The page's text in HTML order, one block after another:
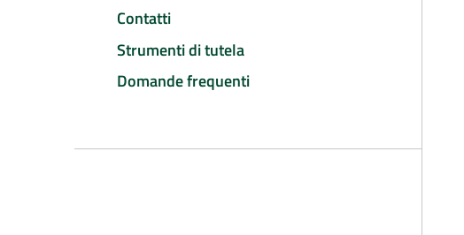
Contatti
Strumenti di tutela
Domande frequenti